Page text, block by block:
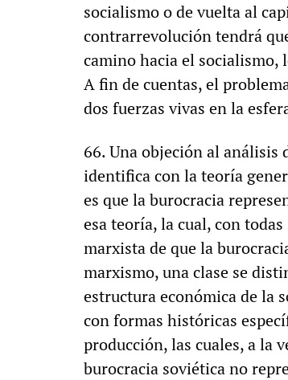
socialismo o de vuelta al
contrarrevolución tendrá
camino hacia el socialismo,
A fin de cuentas, el
dos fuerzas vivas en la
66. Una objeción al análisis
identifica con la teoría
es que la burocracia
esa teoría, la cual, con
marxista de que la
marxismo, una clase se
estructura económica de la
con formas históricas
producción, las cuales, a la
burocracia soviética no